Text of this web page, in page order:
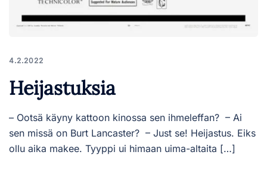
4.2.2022
Heijastuksia
– Ootsä käyny kattoon kinossa sen ihmeleffan? – Ai
sen missä on Burt Lancaster? – Just se! Heijastus. Eiks
ollu aika makee. Tyyppi ui himaan uima-altaita […]